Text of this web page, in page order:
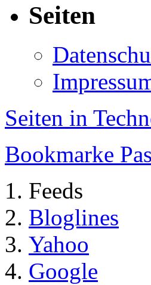
Seiten
Seiten in
Bookmarke
Feeds
Bloglines
Yahoo
Google